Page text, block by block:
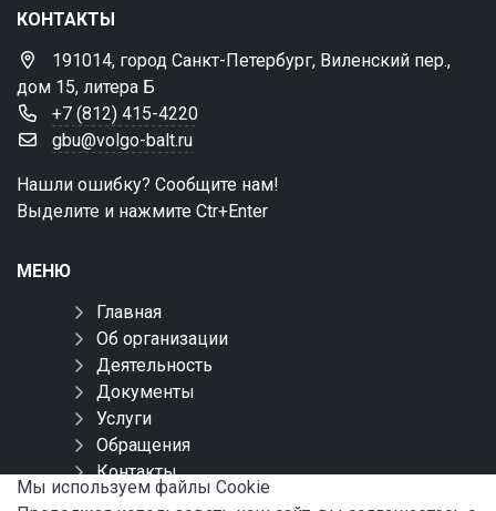
КОНТАКТЫ
191014, город Санкт-Петербург, Виленский пер.,
дом 15, литера Б
+7 (812) 415-4220
gbu@volgo-balt.ru
Нашли ошибку? Сообщите нам!
Выделите и нажмите Ctr+Enter
МЕНЮ
Главная
Об организации
Деятельность
Документы
Услуги
Обращения
Контакты
Карта сайта
Мы используем файлы Сookie